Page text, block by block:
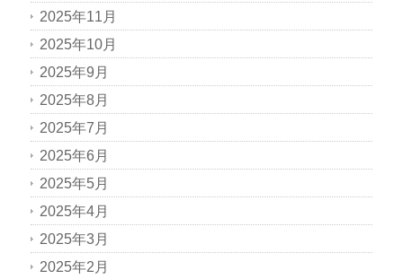
2025年11月
2025年10月
2025年9月
2025年8月
2025年7月
2025年6月
2025年5月
2025年4月
2025年3月
2025年2月